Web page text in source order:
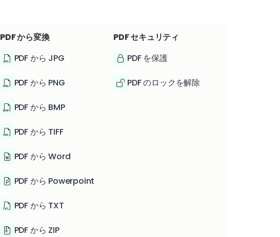
PDF から変換
PDF から JPG
PDF から PNG
PDF から BMP
PDF から TIFF
PDF から Word
PDF から Powerpoint
PDF から TXT
PDF から ZIP
PDF セキュリティ
PDF を保護
PDF のロックを解除